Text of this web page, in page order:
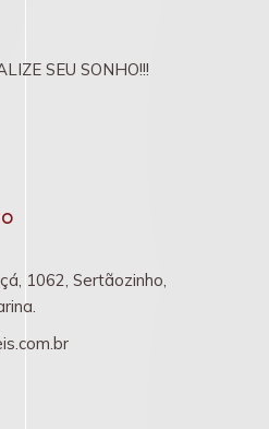
SEU SONHO!!!
1062, Sertãozinho,